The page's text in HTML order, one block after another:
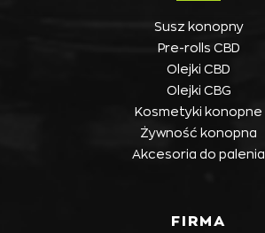
Susz konopny
Pre-rolls CBD
Olejki CBD
Olejki CBG
Kosmetyki konopne
Żywność konopna
Akcesoria do palenia
FIRMA